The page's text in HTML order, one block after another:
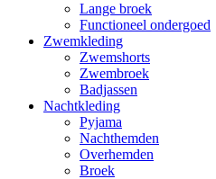
Lange broek
Functioneel ondergoed
Zwemkleding
Zwemshorts
Zwembroek
Badjassen
Nachtkleding
Pyjama
Nachthemden
Overhemden
Broek